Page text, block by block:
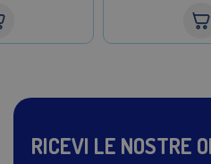
RICEVI LE NOSTRE